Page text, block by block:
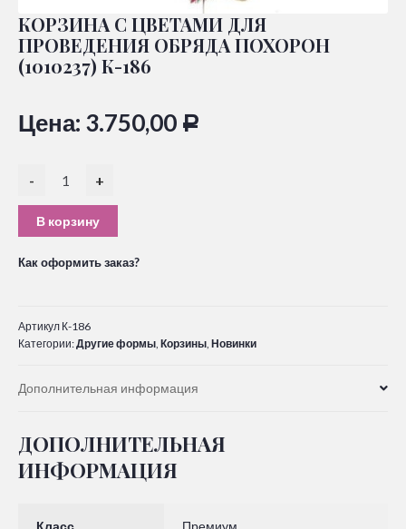
КОРЗИНА С ЦВЕТАМИ ДЛЯ
ПРОВЕДЕНИЯ ОБРЯДА ПОХОРОН
(1010237) К-186
Цена: 3.750,00 Р
- +
В корзину
Как оформить заказ?
Артикул К-186
Категории:Другие формы, Корзины, Новинки
Дополнительная информация
ДОПОЛНИТЕЛЬНАЯ
ИНФОРМАЦИЯ
Класс Премиум